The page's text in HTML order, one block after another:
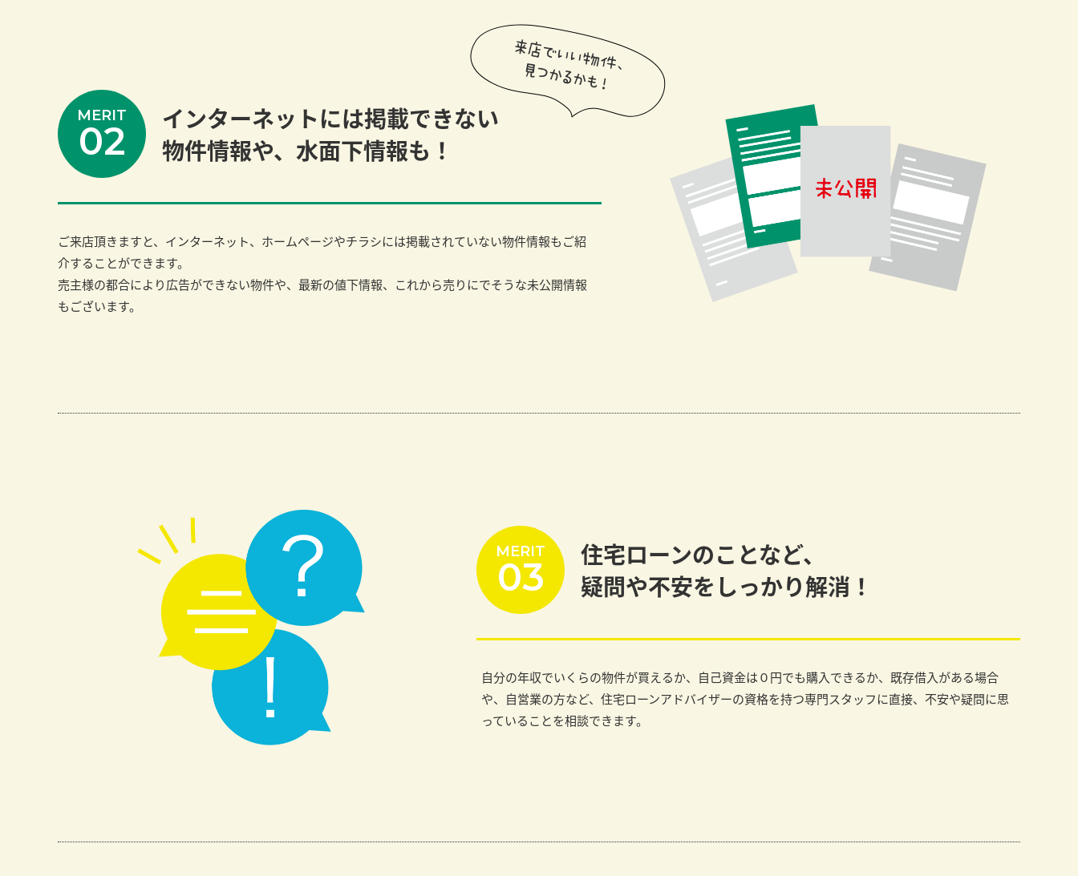
MERIT
02
インターネットには掲載できない
物件情報や、水面下情報も！
ご来店頂きますと、インターネット、ホームページやチラシには掲載されていない物件情報もご紹
介することができます。
売主様の都合により広告ができない物件や、最新の値下情報、これから売りにでそうな未公開情報
もございます。
MERIT
03
住宅ローンのことなど、
疑問や不安をしっかり解消！
自分の年収でいくらの物件が買えるか、自己資金は０円でも購入できるか、既存借入がある場合
や、自営業の方など、住宅ローンアドバイザーの資格を持つ専門スタッフに直接、不安や疑問に思
っていることを相談できます。